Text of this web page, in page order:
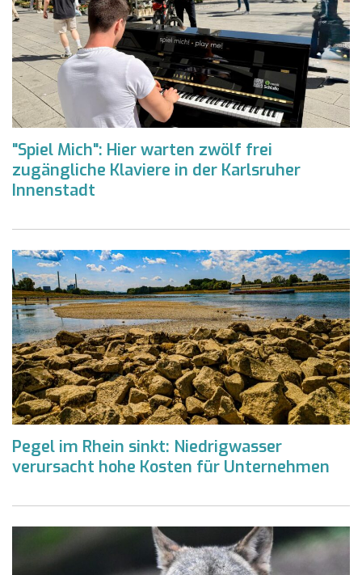
"Spiel Mich": Hier warten zwölf frei
zugängliche Klaviere in der Karlsruher
Innenstadt
Pegel im Rhein sinkt: Niedrigwasser
verursacht hohe Kosten für Unternehmen